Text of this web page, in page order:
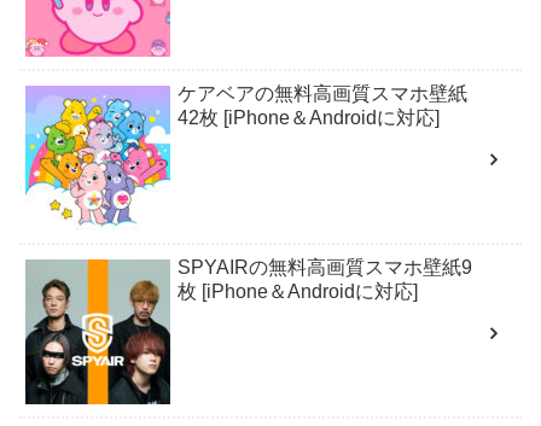
ケアベアの無料高画質スマホ壁紙
42枚 [iPhone＆Androidに対応]
SPYAIRの無料高画質スマホ壁紙9
枚 [iPhone＆Androidに対応]